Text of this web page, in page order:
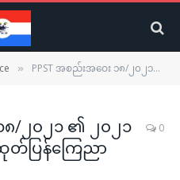
» PPST အစည်းအဝေး ၁၈/၂၀၂၁ ၏ ၂၀၂၁ ဩဂုတ်လ ၅ ရက်နေ့ ထုတ်ပြန်ကြေညာချက်
၈/၂၀၂၁ ၏ ၂၀၂၁
ပြန်ကြေညာ
0